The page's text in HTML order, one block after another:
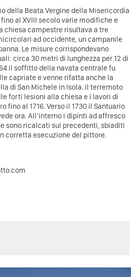
della Beata Vergine della Misericordia
al XVIII secolo varie modifiche e
chiesa campestre risultava a tre
ad occidente, un campanile
Le misure corrispondevano
circa 30 metri di lunghezza per 12 di
il soffitto della navata centrale fu
capriate e venne rifatta anche la
di San Michele in Isola. Il terremoto
forti lesioni alla chiesa e i lavori di
fino al 1716. Verso il 1730 il Santuario
ora. All’interno i dipinti ad affresco
sono ricalcati sui precedenti, sbiaditi
corretta esecuzione del pittore.